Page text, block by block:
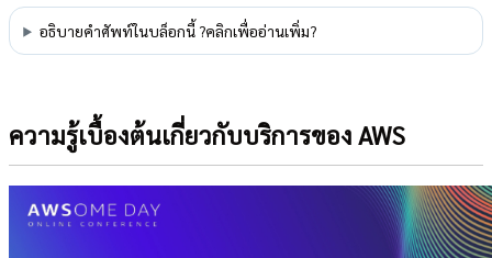
อธิบายคำศัพท์ในบล็อกนี้ ?คลิกเพื่ออ่านเพิ่ม?
ความรู้เบื้องต้นเกี่ยวกับบริการของ AWS